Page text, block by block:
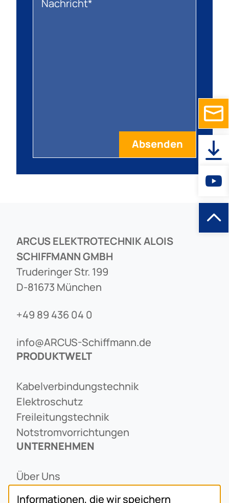
ARCUS ELEKTROTECHNIK ALOIS
SCHIFFMANN GMBH
Truderinger Str. 199
D-81673 München
+49 89 436 04 0
info@ARCUS-Schiffmann.de
PRODUKTWELT
Kabelverbindungstechnik
Elektroschutz
Freileitungstechnik
Notstromvorrichtungen
UNTERNEHMEN
Über Uns
Informationen, die wir speichern